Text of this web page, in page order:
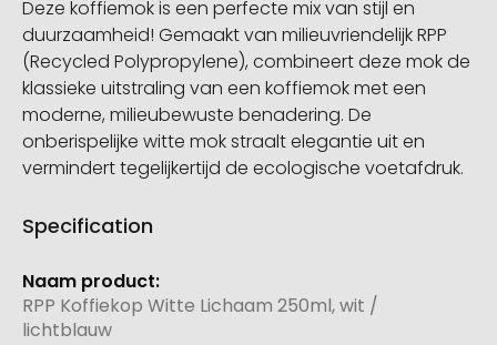
Deze koffiemok is een perfecte mix van stijl en
duurzaamheid! Gemaakt van milieuvriendelijk RPP
(Recycled Polypropylene), combineert deze mok de
klassieke uitstraling van een koffiemok met een
moderne, milieubewuste benadering. De
onberispelijke witte mok straalt elegantie uit en
vermindert tegelijkertijd de ecologische voetafdruk.
Specification
Meer
informatie
RPP Koffiekop Witte Lichaam 250ml, wit /
lichtblauw